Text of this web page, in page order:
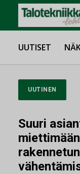
UUTISET
UUTINEN
Suuri